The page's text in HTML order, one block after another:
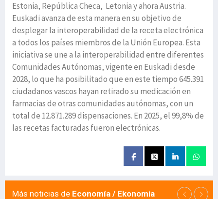
Estonia, República Checa, Letonia y ahora Austria.
Euskadi avanza de esta manera en su objetivo de
desplegar la interoperabilidad de la receta electrónica
a todos los países miembros de la Unión Europea. Esta
iniciativa se une a la interoperabilidad entre diferentes
Comunidades Autónomas, vigente en Euskadi desde
2028, lo que ha posibilitado que en este tiempo 645.391
ciudadanos vascos hayan retirado su medicación en
farmacias de otras comunidades autónomas, con un
total de 12.871.289 dispensaciones. En 2025, el 99,8% de
las recetas facturadas fueron electrónicas.
Más noticias de Economía / Ekonomia